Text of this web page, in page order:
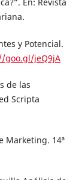
En: Revista
y Potencial.
goo.gl/jeQ9jA
de las
Scripta
Marketing. 14ª